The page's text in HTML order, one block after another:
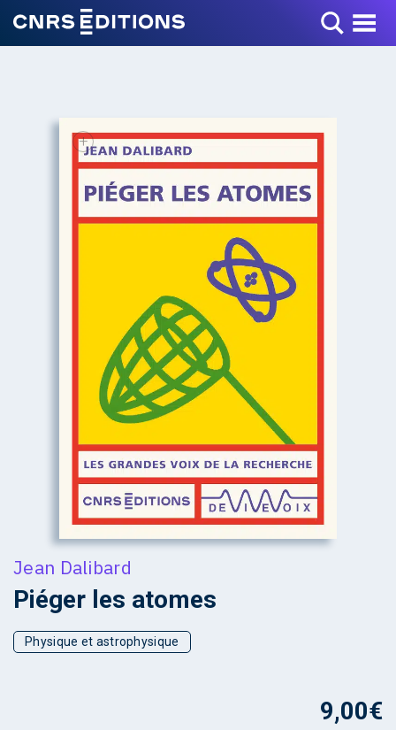
Toggle Menu
+
Jean Dalibard
Piéger les atomes
Physique et astrophysique
9,00€